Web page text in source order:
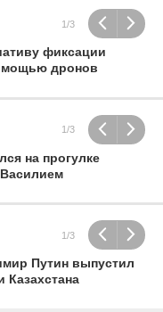
1/3
фиксации
дронов
1/3
на прогулке
1/3
Путин выпустил
Казахстана